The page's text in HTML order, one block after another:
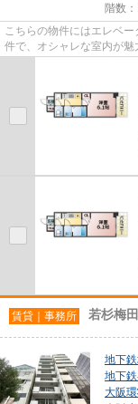
階数
こちらの物件にはエレベ
件で、オシャレな室内が
賃貸｜事務所 若杉梅
地下
地下
大阪